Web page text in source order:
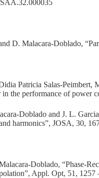
D. Malacara-Doblado,
Patricia Salas-Peimbert,
the performance of
Doblado and J. L.
harmonics”, JOSA, 30,
Doblado, “Phase-
Appl. Opt, 51, 1257